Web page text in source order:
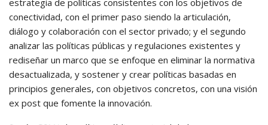
estrategia de políticas consistentes con los objetivos de
conectividad, con el primer paso siendo la articulación,
diálogo y colaboración con el sector privado; y el segundo
analizar las políticas públicas y regulaciones existentes y
rediseñar un marco que se enfoque en eliminar la normativa
desactualizada, y sostener y crear políticas basadas en
principios generales, con objetivos concretos, con una visión
ex post que fomente la innovación.